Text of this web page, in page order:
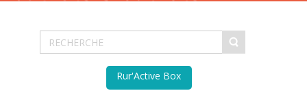
Rur'Active Box